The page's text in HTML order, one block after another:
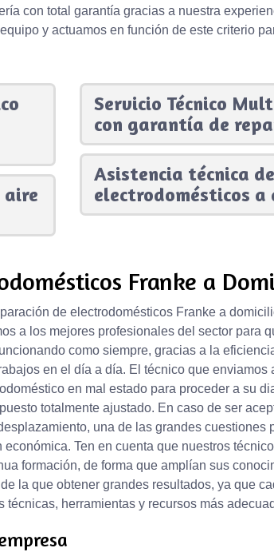
con total garantía gracias a nuestra
y actuamos en función de este criterio
aire
Servicio Técnico
con garantía de
Asistencia técnica de
electrodomésticos a
Franke a
de electrodomésticos Franke a
a los mejores profesionales del sector para
como siempre, gracias a la
en el día a día. El técnico que enviamos
en mal estado para proceder a su
totalmente ajustado. En caso de ser
una de las grandes cuestiones
Ten en cuenta que nuestros
formación, de forma que amplían sus
la que obtener grandes resultados, ya que
técnicas, herramientas y recursos más